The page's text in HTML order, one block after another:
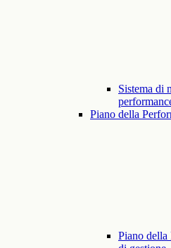
Sistema di
Piano della
Piano della